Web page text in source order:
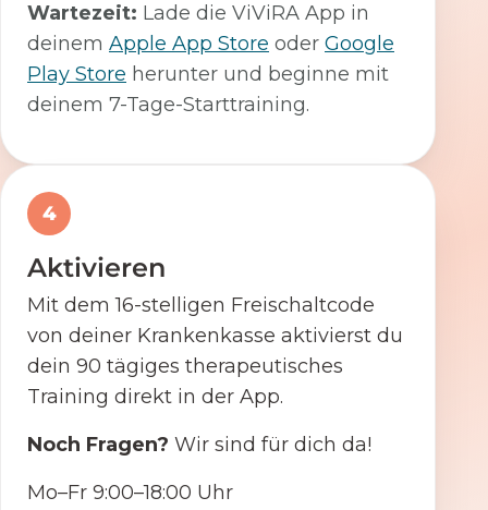
Wartezeit: Lade die ViViRA App in
deinem Apple App Store oder Google
Play Store herunter und beginne mit
deinem 7-Tage-Starttraining.
4
Aktivieren
Mit dem 16-stelligen Freischaltcode
von deiner Krankenkasse aktivierst du
dein 90 tägiges therapeutisches
Training direkt in der App.
Noch Fragen? Wir sind für dich da!
Mo–Fr 9:00–18:00 Uhr